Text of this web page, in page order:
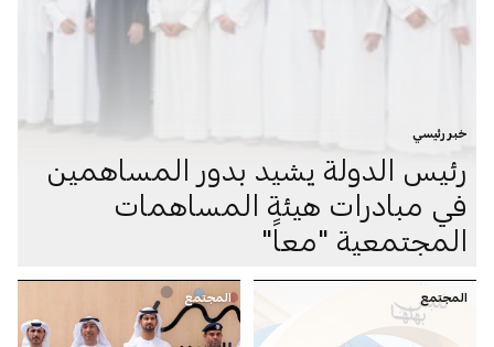
خبر رئيسي
رئيس الدولة يشيد بدور المساهمين
في مبادرات هيئة المساهمات
المجتمعية "معاً"
المجتمع المجتمع